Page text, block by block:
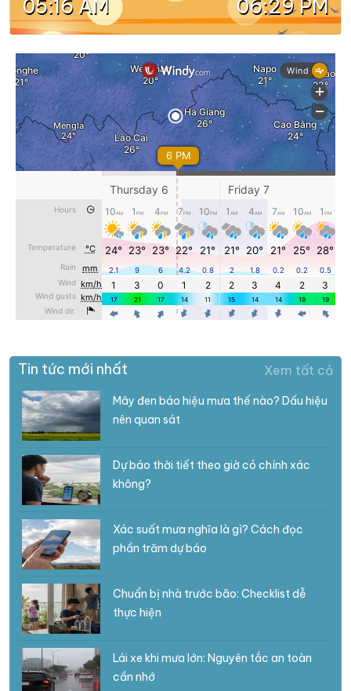
05:16 AM 06:29 PM
Tin tức mới nhất Xem tất cả
Mây đen báo hiệu mưa thế nào? Dấu hiệu
nên quan sát
Dự báo thời tiết theo giờ có chính xác
không?
Xác suất mưa nghĩa là gì? Cách đọc
phần trăm dự báo
Chuẩn bị nhà trước bão: Checklist dễ
thực hiện
Lái xe khi mưa lớn: Nguyên tắc an toàn
cần nhớ